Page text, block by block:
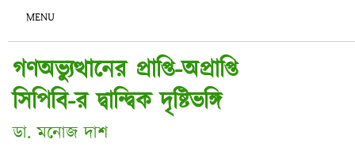
MENU
গণঅভ্যুত্থানের প্রাপ্তি-অপ্রাপ্তি
সিপিবি-র দ্বান্দ্বিক দৃষ্টিভঙ্গি
ডা. মনোজ দাশ